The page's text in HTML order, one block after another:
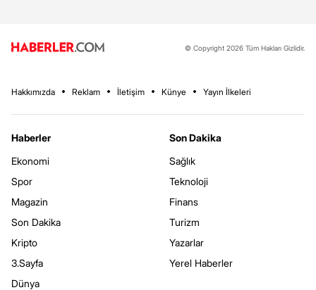
© Copyright 2026 Tüm Hakları Gizlidir.
Hakkımızda Reklam İletişim Künye Yayın İlkeleri
Haberler
Ekonomi
Spor
Magazin
Son Dakika
Kripto
3.Sayfa
Dünya
Son Dakika
Sağlık
Teknoloji
Finans
Turizm
Yazarlar
Yerel Haberler